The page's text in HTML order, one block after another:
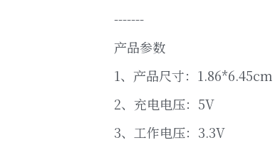
-------
产品参数
1、产品尺寸：1.86*6.45cm
2、充电电压：5V
3、工作电压：3.3V